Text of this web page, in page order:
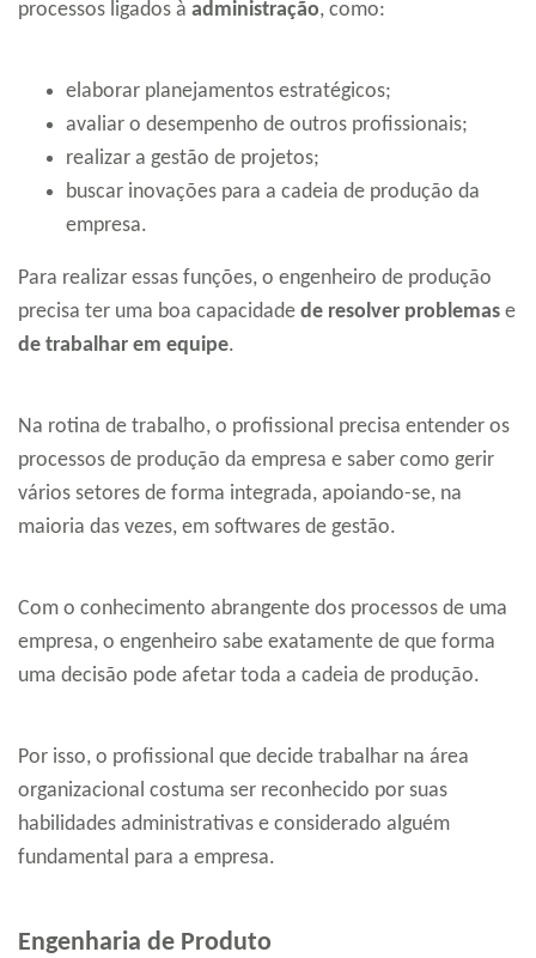
processos ligados à administração, como:
elaborar planejamentos estratégicos;
avaliar o desempenho de outros profissionais;
realizar a gestão de projetos;
buscar inovações para a cadeia de produção da
empresa.
Para realizar essas funções, o engenheiro de produção
precisa ter uma boa capacidade de resolver problemas e
de trabalhar em equipe.
Na rotina de trabalho, o profissional precisa entender os
processos de produção da empresa e saber como gerir
vários setores de forma integrada, apoiando-se, na
maioria das vezes, em softwares de gestão.
Com o conhecimento abrangente dos processos de uma
empresa, o engenheiro sabe exatamente de que forma
uma decisão pode afetar toda a cadeia de produção.
Por isso, o profissional que decide trabalhar na área
organizacional costuma ser reconhecido por suas
habilidades administrativas e considerado alguém
fundamental para a empresa.
Engenharia de Produto